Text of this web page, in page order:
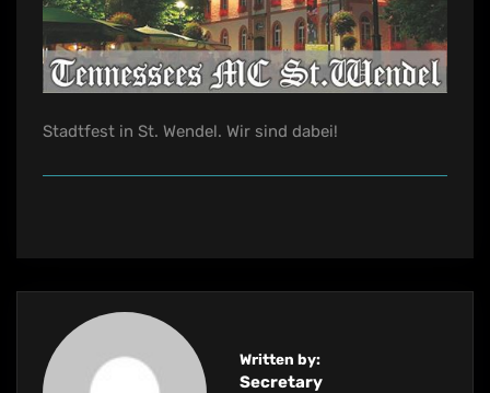
Stadtfest in St. Wendel. Wir sind dabei!
Written by:
Secretary